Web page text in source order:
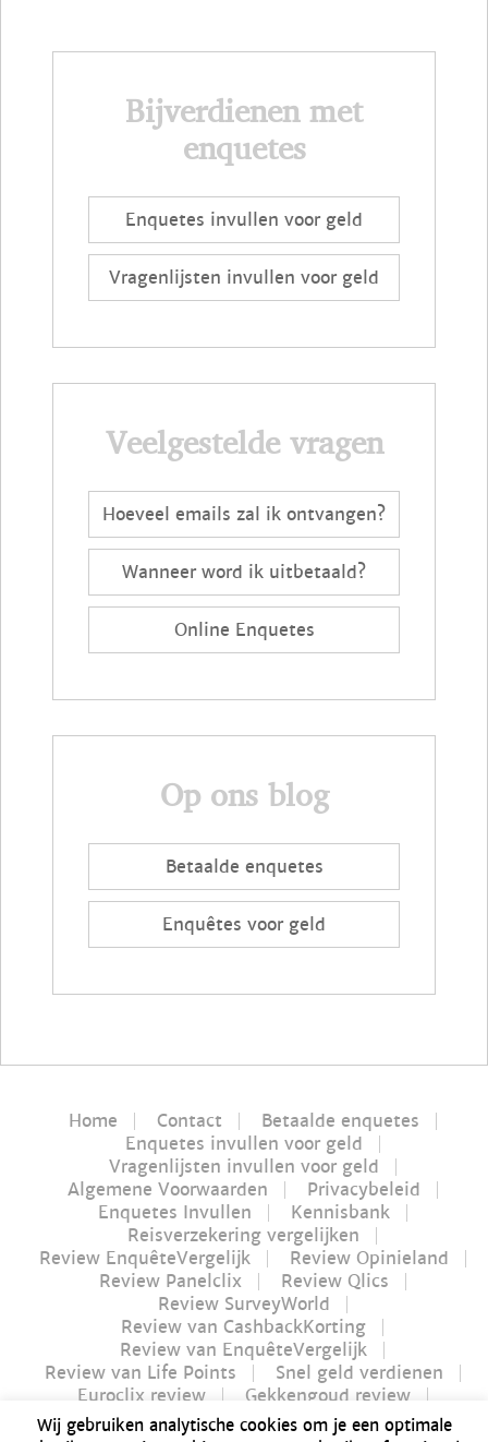
Bijverdienen met
enquetes
Enquetes invullen voor geld
Vragenlijsten invullen voor geld
Veelgestelde vragen
Hoeveel emails zal ik ontvangen?
Wanneer word ik uitbetaald?
Online Enquetes
Op ons blog
Betaalde enquetes
Enquêtes voor geld
Home Contact
Betaalde enquetes
Enquetes invullen voor geld
Vragenlijsten invullen voor geld
Algemene Voorwaarden
Privacybeleid
Enquetes Invullen
Kennisbank
Reisverzekering vergelijken
Review EnquêteVergelijk
Review Opinieland
Review Panelclix
Review Qlics
Review SurveyWorld
Review van CashbackKorting
Review van EnquêteVergelijk
Review van Life Points
Snel geld verdienen
Euroclix review
Gekkengoud review
iPay review
Myflavours review
Wij gebruiken analytische cookies om je een optimale